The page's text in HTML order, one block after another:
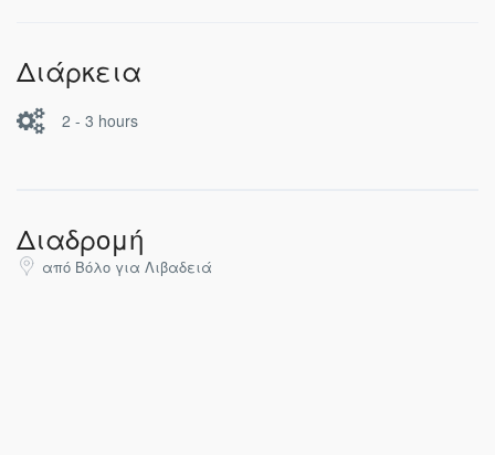
Διάρκεια
2 - 3 hours
Διαδρομή
από Βόλο για Λιβαδειά